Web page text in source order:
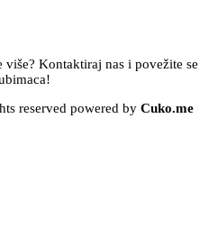
više? Kontaktiraj nas i povežite se
reserved powered by Cuko.me